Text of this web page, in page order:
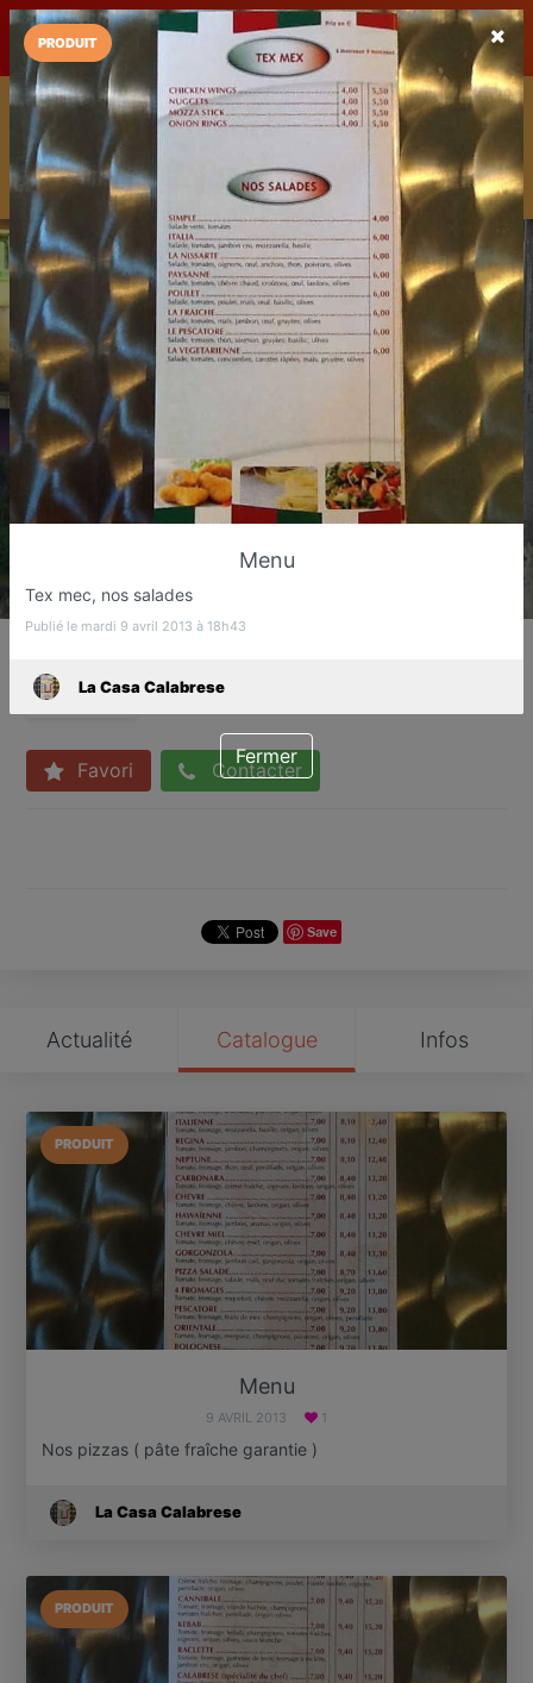
LaCarte LaCarte sur
Play Store
Installez l'App LaCarte
Téléchargez gratuitement l'app LaCarte pour suivre vos
commerces favoris et ne rien rater !
Télécharger Plus tard
Grasse
Favori Contacter
Save
Actualité Catalogue Infos
PRODUIT
Menu
9 AVRIL 2013 1
Nos pizzas ( pâte fraîche garantie )
La Casa Calabrese
PRODUIT
PRODUIT
Menu
Tex mec, nos salades
Publié le mardi 9 avril 2013 à 18h43
La Casa Calabrese
Fermer